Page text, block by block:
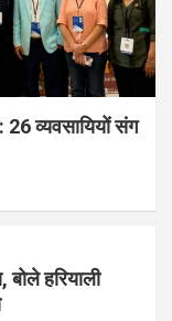
26 व्यवसायियों संग
हरियाली